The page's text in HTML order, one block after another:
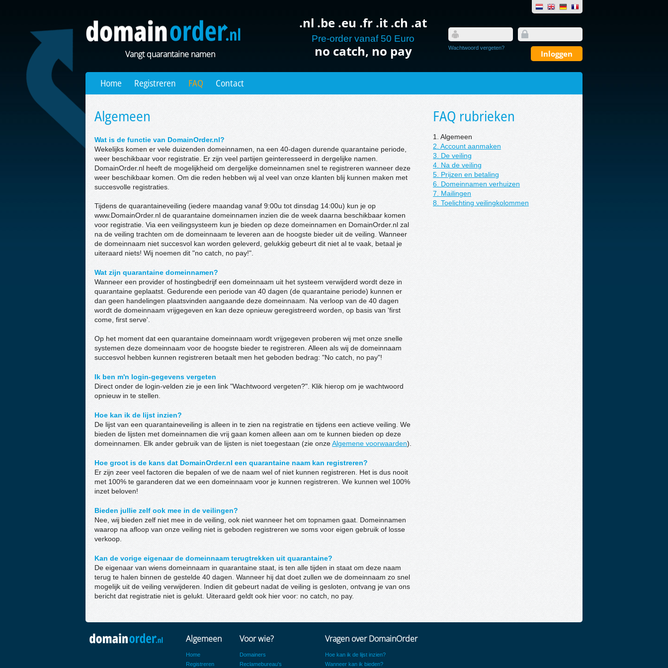
Vangt quarantaine namen
.nl .be .eu .fr .it .ch .at
Pre-order vanaf 50 Euro
no catch, no pay Wachtwoord vergeten?
Home Registreren FAQ Contact
Algemeen
Wat is de functie van DomainOrder.nl?
Wekelijks komen er vele duizenden domeinnamen, na een 40-dagen durende quarantaine periode,
weer beschikbaar voor registratie. Er zijn veel partijen geinteresseerd in dergelijke namen.
DomainOrder.nl heeft de mogelijkheid om dergelijke domeinnamen snel te registreren wanneer deze
weer beschikbaar komen. Om die reden hebben wij al veel van onze klanten blij kunnen maken met
succesvolle registraties.
Tijdens de quarantaineveiling (iedere maandag vanaf 9:00u tot dinsdag 14:00u) kun je op
www.DomainOrder.nl de quarantaine domeinnamen inzien die de week daarna beschikbaar komen
voor registratie. Via een veilingsysteem kun je bieden op deze domeinnamen en DomainOrder.nl zal
na de veiling trachten om de domeinnaam te leveren aan de hoogste bieder uit de veiling. Wanneer
de domeinnaam niet succesvol kan worden geleverd, gelukkig gebeurt dit niet al te vaak, betaal je
uiteraard niets! Wij noemen dit "no catch, no pay!".
Wat zijn quarantaine domeinnamen?
Wanneer een provider of hostingbedrijf een domeinnaam uit het systeem verwijderd wordt deze in
quarantaine geplaatst. Gedurende een periode van 40 dagen (de quarantaine periode) kunnen er
dan geen handelingen plaatsvinden aangaande deze domeinnaam. Na verloop van de 40 dagen
wordt de domeinnaam vrijgegeven en kan deze opnieuw geregistreerd worden, op basis van 'first
come, first serve'.
Op het moment dat een quarantaine domeinnaam wordt vrijgegeven proberen wij met onze snelle
systemen deze domeinnaam voor de hoogste bieder te registreren. Alleen als wij de domeinnaam
succesvol hebben kunnen registreren betaalt men het geboden bedrag: "No catch, no pay"!
Ik ben m'n login-gegevens vergeten
Direct onder de login-velden zie je een link "Wachtwoord vergeten?". Klik hierop om je wachtwoord
opnieuw in te stellen.
Hoe kan ik de lijst inzien?
De lijst van een quarantaineveiling is alleen in te zien na registratie en tijdens een actieve veiling. We
bieden de lijsten met domeinnamen die vrij gaan komen alleen aan om te kunnen bieden op deze
domeinnamen. Elk ander gebruik van de lijsten is niet toegestaan (zie onze Algemene voorwaarden).
Hoe groot is de kans dat DomainOrder.nl een quarantaine naam kan registreren?
Er zijn zeer veel factoren die bepalen of we de naam wel of niet kunnen registreren. Het is dus nooit
met 100% te garanderen dat we een domeinnaam voor je kunnen registreren. We kunnen wel 100%
inzet beloven!
Bieden jullie zelf ook mee in de veilingen?
Nee, wij bieden zelf niet mee in de veiling, ook niet wanneer het om topnamen gaat. Domeinnamen
waarop na afloop van onze veiling niet is geboden registreren we soms voor eigen gebruik of losse
verkoop.
Kan de vorige eigenaar de domeinnaam terugtrekken uit quarantaine?
De eigenaar van wiens domeinnaam in quarantaine staat, is ten alle tijden in staat om deze naam
terug te halen binnen de gestelde 40 dagen. Wanneer hij dat doet zullen we de domeinnaam zo snel
mogelijk uit de veiling verwijderen. Indien dit gebeurt nadat de veiling is gesloten, ontvang je van ons
bericht dat registratie niet is gelukt. Uiteraard geldt ook hier voor: no catch, no pay.
FAQ rubrieken
1. Algemeen
2. Account aanmaken
3. De veiling
4. Na de veiling
5. Prijzen en betaling
6. Domeinnamen verhuizen
7. Mailingen
8. Toelichting veilingkolommen
Algemeen
Home
Registreren
Voor wie?
Domainers
Reclamebureau's
Vragen over DomainOrder
Hoe kan ik de lijst inzien?
Wanneer kan ik bieden?